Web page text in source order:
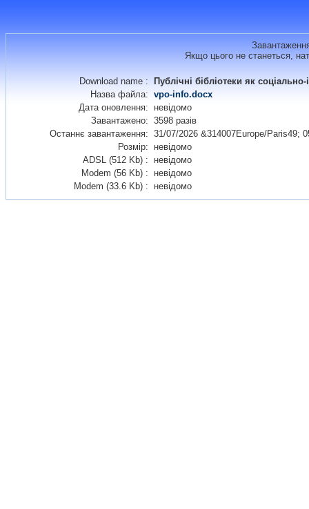
Якщо цього не станеться,
Download name : Публічні бібліотеки як
Назва файла: vpo-info.docx
Дата оновлення:
невідомо
Завантажено: 3598 разів
Останнє завантаження: 31/07/2026 &314007Europe/Paris49;
Розмір:
невідомо
ADSL (512 Kb) :
невідомо
Modem (56 Kb) :
невідомо
Modem (33.6 Kb) :
невідомо